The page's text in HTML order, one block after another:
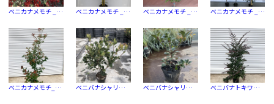
ベニカナメモチ _ ネオルージュ ベニカナメモチ _ レッドロビン ベニカナメモチ _ レッドロビン ベニカナメモチ _ レッドロビン-品種指定なし
ベニカナメモチ_レッドロビン ベニバナシャリンバイ ベニバナシャリンバイ ベニバナトキワマンサク_